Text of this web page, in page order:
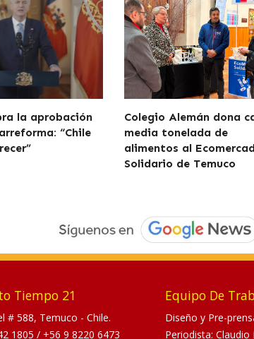
la aprobación
“Chile
Colegio Alemán dona
media tonelada de
alimentos al
Solidario de Temuco
Tiempo 21
# 588, Temuco - Chile.
1805 / +56 9 8220 6473
Equipo De
Diseño y Pre-
Periodista: Claudio